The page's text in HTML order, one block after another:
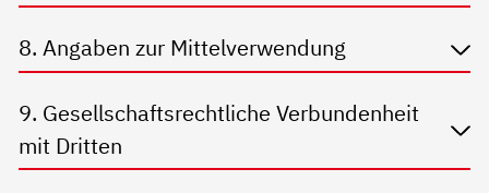
8. Angaben zur Mittelverwendung
9. Gesellschaftsrechtliche Verbundenheit
mit Dritten